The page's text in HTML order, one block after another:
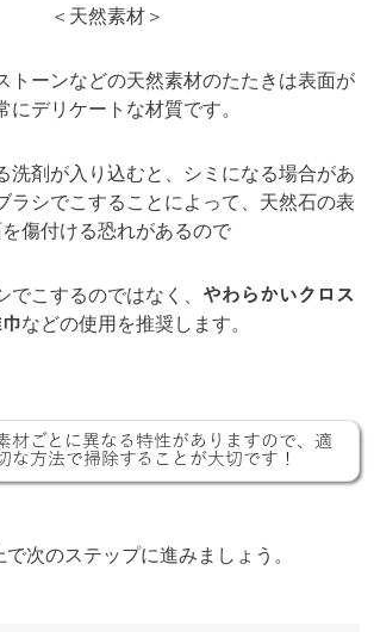
＜天然素材＞
トーンなどの天然素材のたたきは表面が
にデリケートな材質です。
洗剤が入り込むと、シミになる場合があ
ラシでこすることによって、天然石の表
傷付ける恐れがあるので
でこするのではなく、 やわらかいクロス
などの使用を推奨します。
材ごとに異なる特性がありますので、適
な方法で掃除することが大切です！
次のステップに進みましょう。